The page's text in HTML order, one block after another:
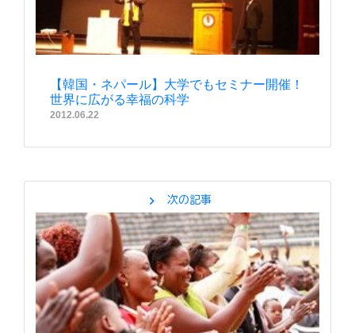
【韓国・ネパール】大学でもセミナー開催！
世界に広がる幸福の科学
2012.06.22
chevron_right 次の記事